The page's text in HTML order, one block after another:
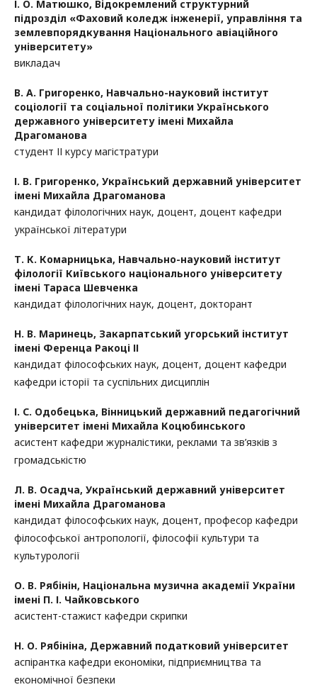
І. О. Матюшко, Відокремлений структурний
підрозділ «Фаховий коледж інженерії, управління та
землевпорядкування Національного авіаційного
університету»
викладач
В. А. Григоренко, Навчально-науковий інститут
соціології та соціальної політики Українського
державного університету імені Михайла
Драгоманова
студент ІІ курсу магістратури
І. В. Григоренко, Український державний університет
імені Михайла Драгоманова
кандидат філологічних наук, доцент, доцент кафедри
української літератури
Т. К. Комарницька, Навчально-науковий інститут
філології Київського національного університету
імені Тараса Шевченка
кандидат філологічних наук, доцент, докторант
Н. В. Маринець, Закарпатський угорський інститут
імені Ференца Ракоці ІІ
кандидат філософських наук, доцент, доцент кафедри
кафедри історії та суспільних дисциплін
І. С. Одобецька, Вінницький державний педагогічний
університет імені Михайла Коцюбинського
асистент кафедри журналістики, реклами та зв’язків з
громадськістю
Л. В. Осадча, Український державний університет
імені Михайла Драгоманова
кандидат філософських наук, доцент, професор кафедри
філософської антропології, філософії культури та
культурології
О. В. Рябінін, Національна музична академії України
імені П. І. Чайковського
асистент-стажист кафедри скрипки
Н. О. Рябініна, Державний податковий університет
аспірантка кафедри економіки, підприємництва та
економічної безпеки